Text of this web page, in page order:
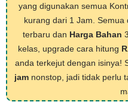
yang digunakan semua
kurang dari 1 Jam.
terbaru dan Harga Bahan
kelas, upgrade cara hitung
anda terkejut dengan isinya!
jamnonstop, jadi tidak perlu